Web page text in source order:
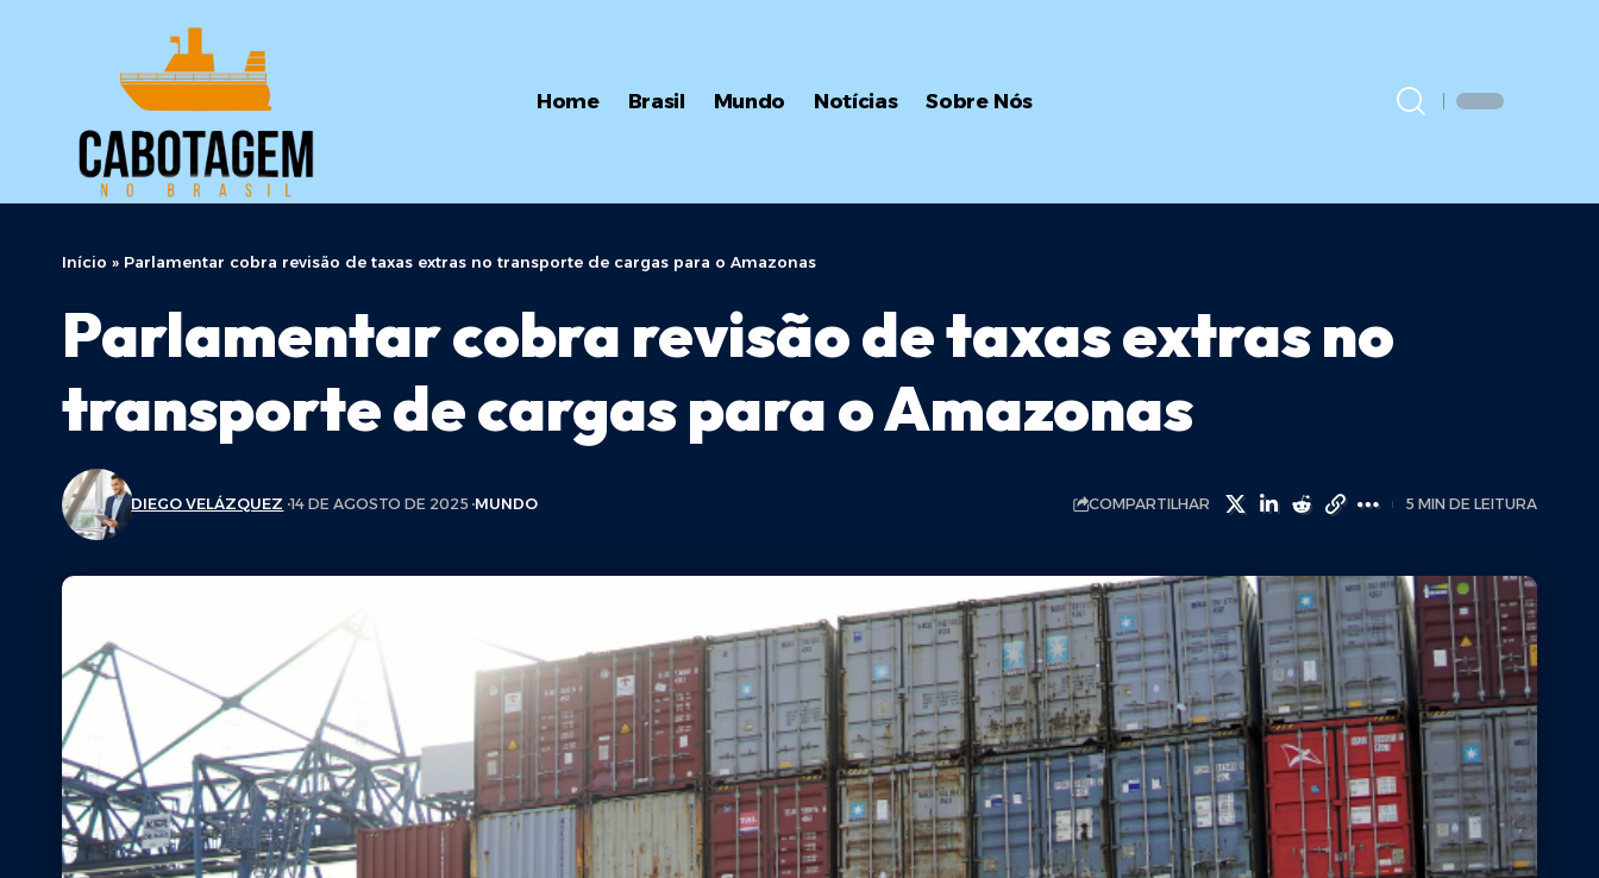
Home Brasil Mundo Notícias Sobre Nós
Início » Parlamentar cobra revisão de taxas extras no transporte de cargas para o Amazonas
Parlamentar cobra revisão de taxas extras no
transporte de cargas para o Amazonas
DIEGO VELÁZQUEZ 14 DE AGOSTO DE 2025 MUNDO COMPARTILHAR 5 MIN DE LEITURA